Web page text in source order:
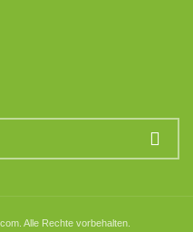
Alle Rechte vorbehalten.